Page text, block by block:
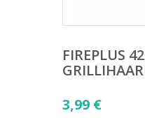
FIREPLUS
3,99 €